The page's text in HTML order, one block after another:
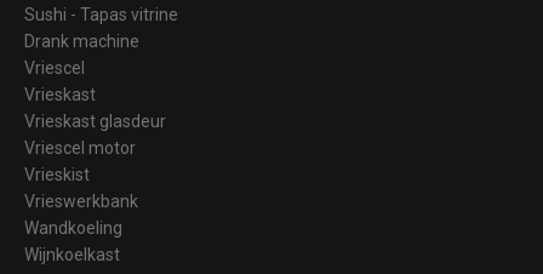
Sushi - Tapas vitrine
Drank machine
Vriescel
Vrieskast
Vrieskast glasdeur
Vriescel motor
Vrieskist
Vrieswerkbank
Wandkoeling
Wijnkoelkast